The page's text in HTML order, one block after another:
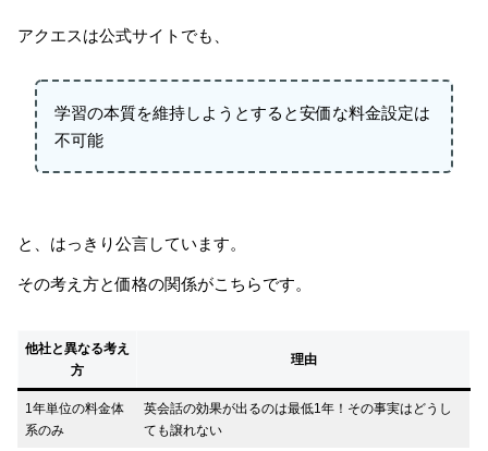
アクエスは公式サイトでも、
学習の本質を維持しようとすると安価な料金設定は
不可能
と、はっきり公言しています。
その考え方と価格の関係がこちらです。
他社と異なる考え
方
理由
1年単位の料金体
系のみ
英会話の効果が出るのは最低1年！その事実はどうし
ても譲れない